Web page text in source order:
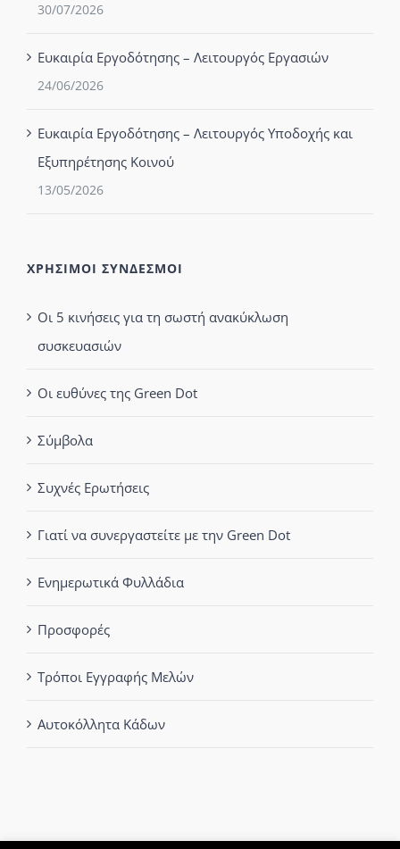
30/07/2026
Ευκαιρία Εργοδότησης – Λειτουργός Εργασιών
24/06/2026
Ευκαιρία Εργοδότησης – Λειτουργός Υποδοχής και
Εξυπηρέτησης Κοινού
13/05/2026
ΧΡΗΣΙΜΟΙ ΣΥΝΔΕΣΜΟΙ
Οι 5 κινήσεις για τη σωστή ανακύκλωση
συσκευασιών
Οι ευθύνες της Green Dot
Σύμβολα
Συχνές Ερωτήσεις
Γιατί να συνεργαστείτε με την Green Dot
Ενημερωτικά Φυλλάδια
Προσφορές
Τρόποι Εγγραφής Μελών
Αυτοκόλλητα Κάδων